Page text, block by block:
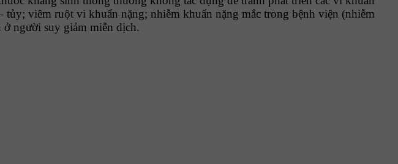
viêm ruột vi khuẩn nặng; nhiễm khuẩn nặng mắc trong bệnh viện (nhiễm
người suy giảm miễn dịch.